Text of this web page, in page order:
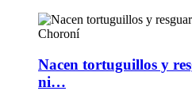
Nacen tortuguillos y
ni…